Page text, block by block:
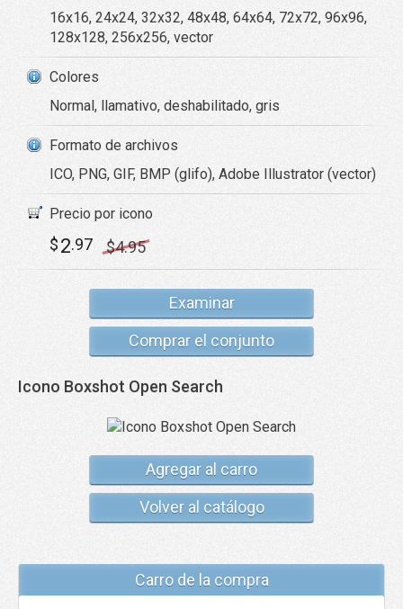
16x16, 24x24, 32x32, 48x48, 64x64, 72x72, 96x96,
128x128, 256x256, vector
Colores
Normal, llamativo, deshabilitado, gris
Formato de archivos
ICO, PNG, GIF, BMP (glifo), Adobe Illustrator (vector)
Precio por icono
$2.97 $4.95
Examinar
Comprar el conjunto
Icono Boxshot Open Search
Agregar al carro
Volver al catálogo
Carro de la compra